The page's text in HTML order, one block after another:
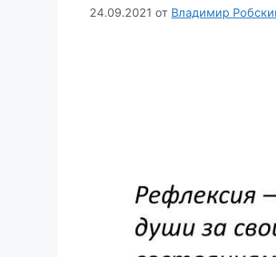
24.09.2021 от Владимир